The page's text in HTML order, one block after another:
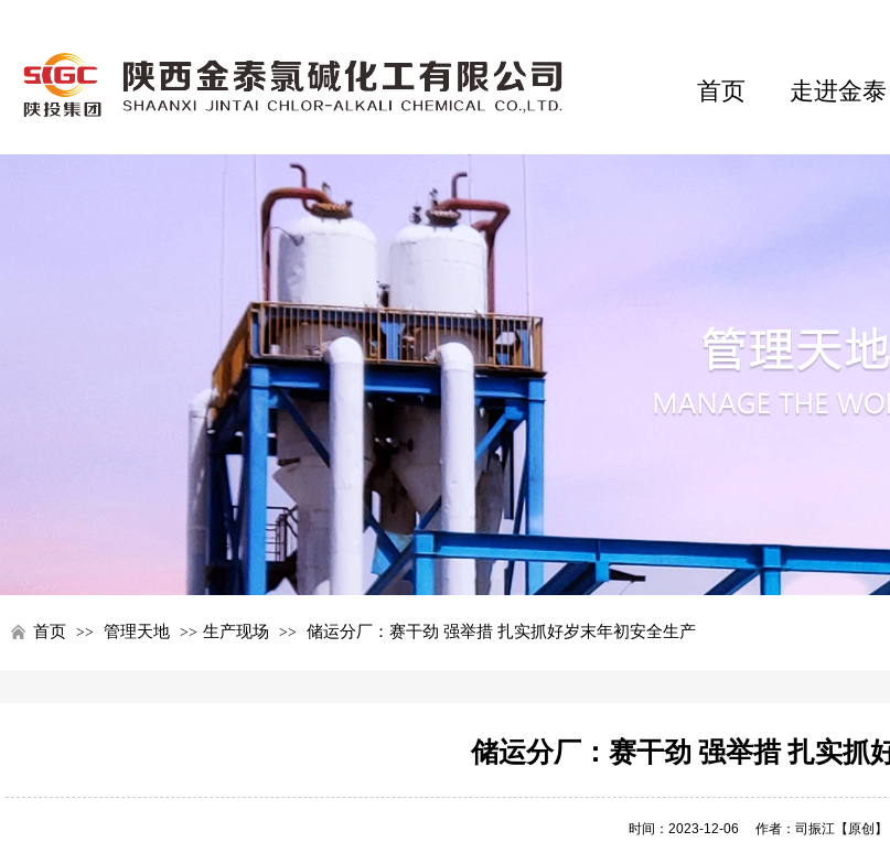
首页 走进金泰
首页 >> 管理天地 >> 生产现场 >> 储运分厂：赛干劲 强举措 扎实抓好岁末年初安全生产
储运分厂：赛干劲 强举措 扎实抓
时间：2023-12-06 作者：司振江【原创】